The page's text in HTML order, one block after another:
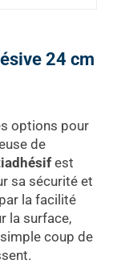
24 cm
options pour
de
est
sa sécurité et
la facilité
la surface,
coup de